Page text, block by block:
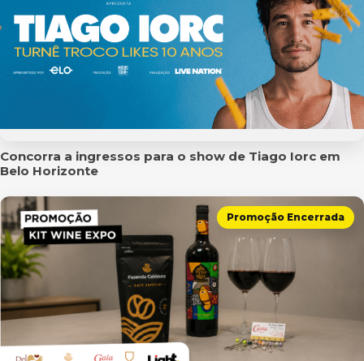
Concorra a ingressos para o show de Tiago Iorc em
Belo Horizonte
Promoção Encerrada